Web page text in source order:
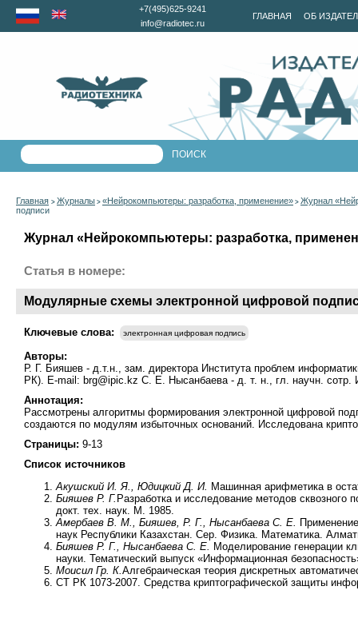
ГЛАВНАЯ ОБ
+7(495)625-9241
info@radiotec.ru
Главная > Журналы > «Нейрокомпьютеры: разработка, применение» > Журнал
подписи
Журнал «Нейрокомпьютеры: разработка,
Статья в номере:
Модулярные схемы электронной цифровой
Ключевые слова: электронная цифровая подпись
Авторы:
Р. Г. Бияшев - д.т.н., зам. директора Института проблем
РК). E-mail: brg@ipic.kz С. Е. Нысанбаева - д. т. н., гл. научн.
Аннотация:
Рассмотрены алгоритмы формирования электронной цифровой
создаются по модулям избыточных оснований. Исследована
Страницы: 9-13
Список источников
Акушский И. Я., Юдицкий Д. И. Машинная арифметика в
Бияшев Р. Г. Разработка и исследование методов
докт. тех. наук. М. 1985.
Амербаев В. М., Бияшев, Р. Г., Нысанбаева С. Е.
наук Республики Казахстан. Сер. Физика. Математика.
Бияшев Р. Г., Нысанбаева С. Е. Моделирование генерации
науки. Тематический выпуск «Информационная
Моисил Гр. К.Алгебраическая теория дискретных
СТ РК 1073-2007. Средства криптографической защиты